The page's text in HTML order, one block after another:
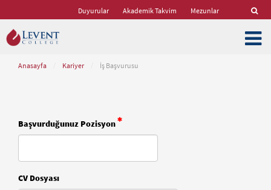
Duyurular Akademik Takvim Mezunlar
Anasayfa Kariyer İş Başvurusu
Başvurduğunuz Pozisyon
CV Dosyası